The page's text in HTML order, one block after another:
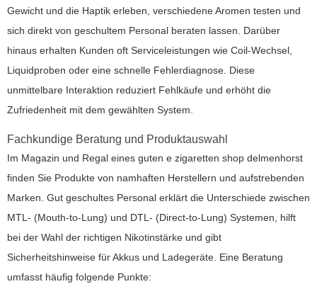
Gewicht und die Haptik erleben, verschiedene Aromen testen und
sich direkt von geschultem Personal beraten lassen. Darüber
hinaus erhalten Kunden oft Serviceleistungen wie Coil-Wechsel,
Liquidproben oder eine schnelle Fehlerdiagnose. Diese
unmittelbare Interaktion reduziert Fehlkäufe und erhöht die
Zufriedenheit mit dem gewählten System.
Fachkundige Beratung und Produktauswahl
Im Magazin und Regal eines guten e zigaretten shop delmenhorst
finden Sie Produkte von namhaften Herstellern und aufstrebenden
Marken. Gut geschultes Personal erklärt die Unterschiede zwischen
MTL- (Mouth-to-Lung) und DTL- (Direct-to-Lung) Systemen, hilft
bei der Wahl der richtigen Nikotinstärke und gibt
Sicherheitshinweise für Akkus und Ladegeräte. Eine Beratung
umfasst häufig folgende Punkte: